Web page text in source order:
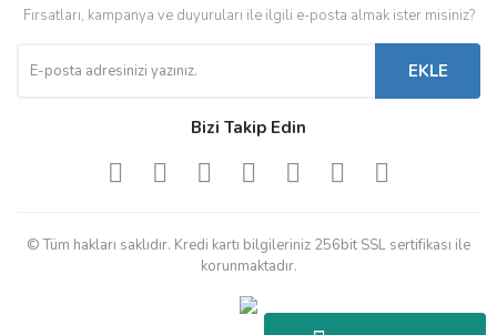
Fırsatları, kampanya ve duyuruları ile ilgili e-posta almak ister misiniz?
EKLE
Bizi Takip Edin
© Tüm hakları saklıdır. Kredi kartı bilgileriniz 256bit SSL sertifikası ile
korunmaktadır.